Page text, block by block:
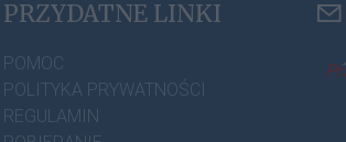
PRZYDATNE LINKI
POMOC
POLITYKA PRYWATNOŚCI
REGULAMIN